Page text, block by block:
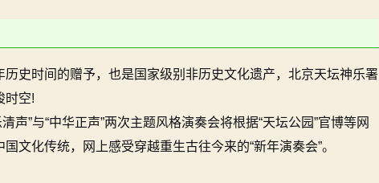
史时间的赠予，也是国家级别非历史文化遗产，北京天坛神乐署
时空!
声”与“中华正声”两次主题风格演奏会将根据“天坛公园”官博等网
文化传统，网上感受穿越重生古往今来的“新年演奏会”。